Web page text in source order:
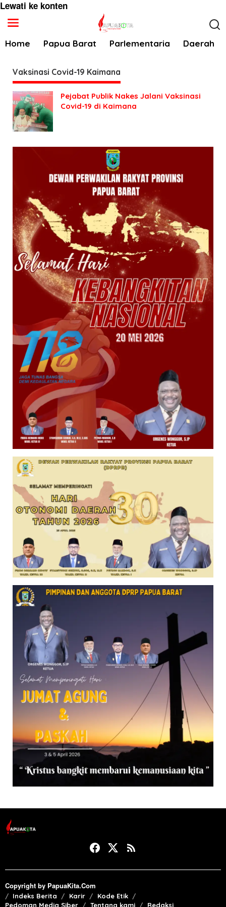
Lewati ke konten
Home Papua Barat Parlementaria Daerah
Vaksinasi Covid-19 Kaimana
Pejabat Publik Nakes Jalani Vaksinasi
Covid-19 di Kaimana
Copyright by PapuaKita.Com
Indeks Berita Karir
Kode Etik
Pedoman Media Siber
Tentang kami Redaksi